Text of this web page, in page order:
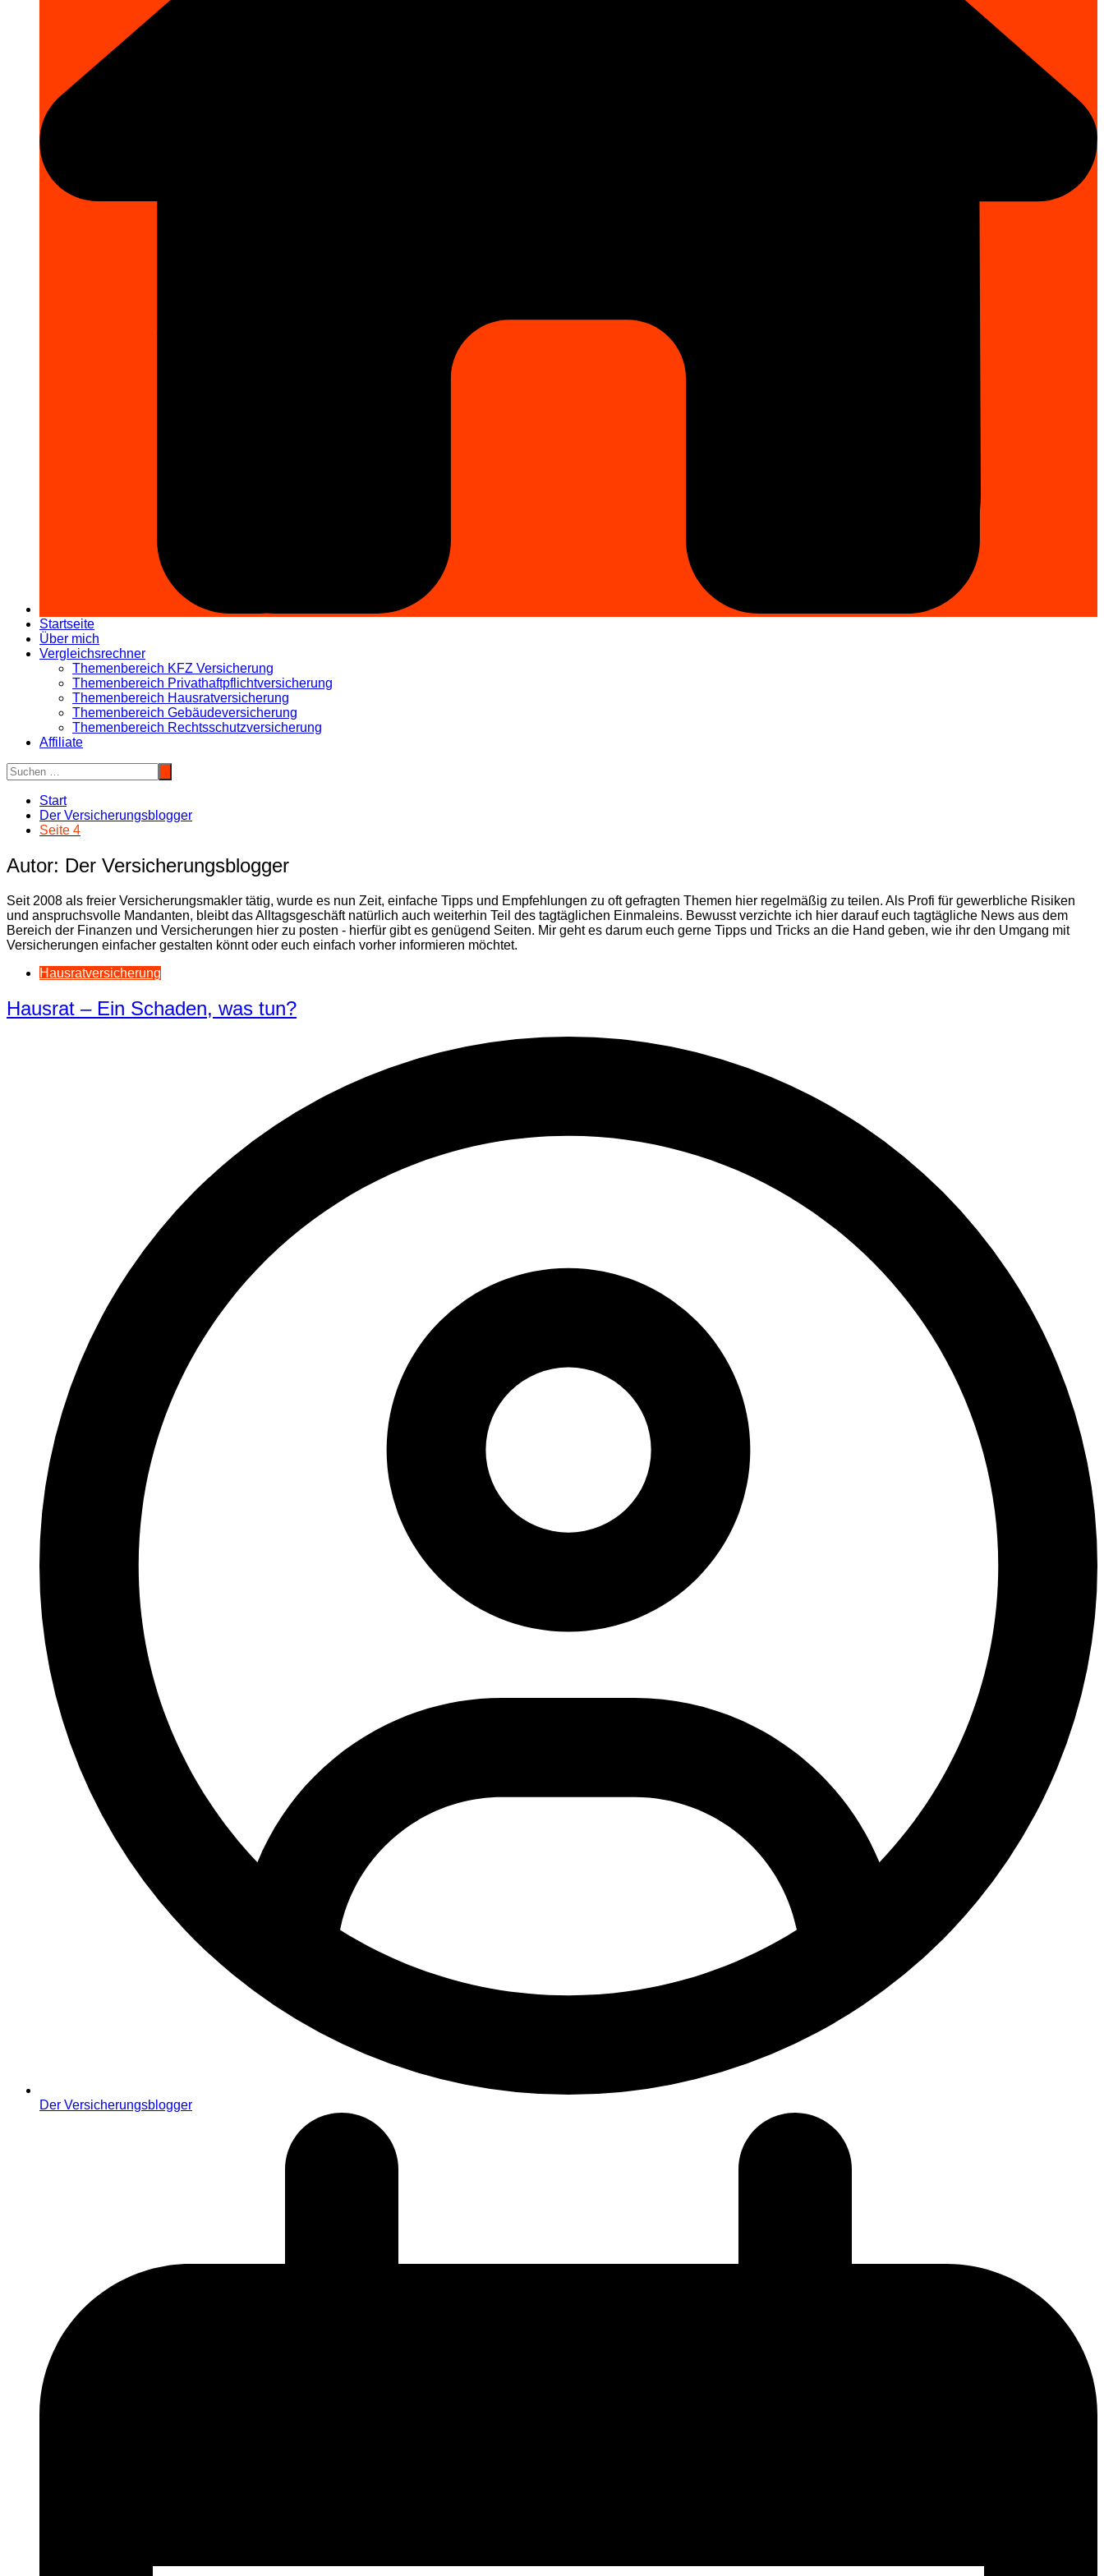
Startseite
Über mich
Vergleichsrechner
Themenbereich KFZ Versicherung
Themenbereich Privathaftpflichtversicherung
Themenbereich Hausratversicherung
Themenbereich Gebäudeversicherung
Themenbereich Rechtsschutzversicherung
Affiliate
Start
Der Versicherungsblogger
Seite 4
Autor: Der Versicherungsblogger
Seit 2008 als freier Versicherungsmakler tätig, wurde es nun Zeit, einfache Tipps und Empfehlungen zu oft gefragten Themen hier regelmäßig zu teilen. Als Profi für gewerbliche Risiken
und anspruchsvolle Mandanten, bleibt das Alltagsgeschäft natürlich auch weiterhin Teil des tagtäglichen Einmaleins. Bewusst verzichte ich hier darauf euch tagtägliche News aus dem
Bereich der Finanzen und Versicherungen hier zu posten - hierfür gibt es genügend Seiten. Mir geht es darum euch gerne Tipps und Tricks an die Hand geben, wie ihr den Umgang mit
Versicherungen einfacher gestalten könnt oder euch einfach vorher informieren möchtet.
Hausratversicherung
Hausrat – Ein Schaden, was tun?
Der Versicherungsblogger